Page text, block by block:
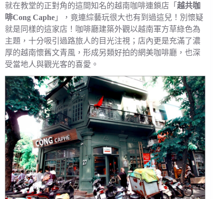
就在教堂的正對角的這間知名的越南咖啡連鎖店「 越共咖
啡Cong Caphe 」，竟連綜藝玩很大也有到過這兒！別懷疑
就是同樣的這家店！咖啡廳建築外觀以越南軍方草綠色為
主題，十分吸引過路旅人的目光注視；店內更是充滿了濃
厚的越南懷舊文青風，形成另類好拍的網美咖啡廳，也深
受當地人與觀光客的喜愛。